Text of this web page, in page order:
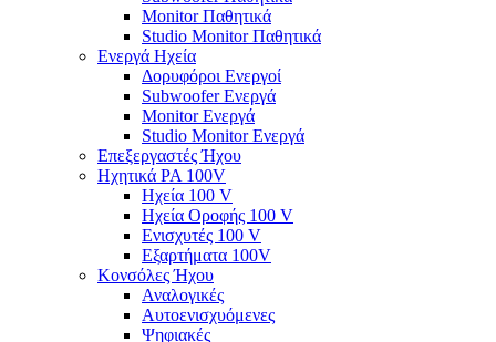
Monitor Παθητικά
Studio Monitor Παθητικά
Ενεργά Ηχεία
Δορυφόροι Ενεργοί
Subwoofer Ενεργά
Monitor Ενεργά
Studio Monitor Ενεργά
Επεξεργαστές Ήχου
Ηχητικά PA 100V
Ηχεία 100 V
Ηχεία Οροφής 100 V
Ενισχυτές 100 V
Εξαρτήματα 100V
Κονσόλες Ήχου
Αναλογικές
Αυτοενισχυόμενες
Ψηφιακές